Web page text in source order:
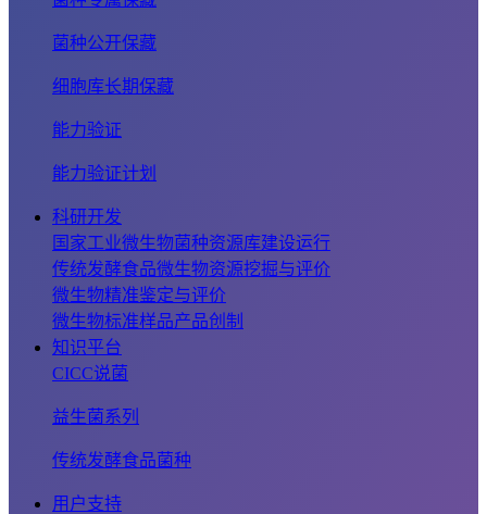
菌种公开保藏
细胞库长期保藏
能力验证
能力验证计划
科研开发
国家工业微生物菌种资源库建设运行
传统发酵食品微生物资源挖掘与评价
微生物精准鉴定与评价
微生物标准样品产品创制
知识平台
CICC说菌
益生菌系列
传统发酵食品菌种
用户支持